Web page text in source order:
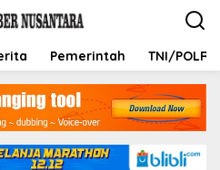
Pemerintah TNI/POLRI